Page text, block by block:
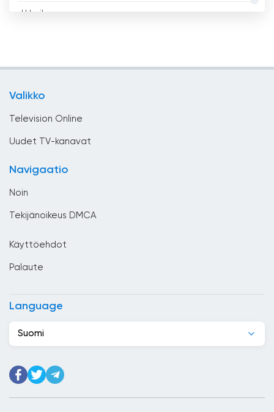
El Salvador
Georgia
Urheilu
Valikko
Television Online
Uudet TV-kanavat
Navigaatio
Noin
Tekijänoikeus DMCA
Käyttöehdot
Palaute
Language
Suomi